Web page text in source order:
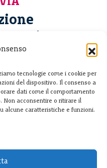
tecnologie come i cookie per
del dispositivo. Il consenso a
dati come il comportamento
Non acconsentire o ritirare il
alcune caratteristiche e funzioni.
ETS
- Italia